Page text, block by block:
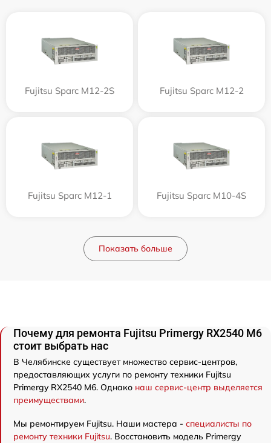
Fujitsu Sparc M12-2S Fujitsu Sparc M12-2
Fujitsu Sparc M12-1 Fujitsu Sparc M10-4S
Показать больше
Почему для ремонта Fujitsu Primergy RX2540 M6
стоит выбрать нас
В Челябинске существует множество сервис-центров,
предоставляющих услуги по ремонту техники Fujitsu
Primergy RX2540 M6. Однако наш сервис-центр выделяется
преимуществами.
Мы ремонтируем Fujitsu. Наши мастера - специалисты по
ремонту техники Fujitsu. Восстановить модель Primergy